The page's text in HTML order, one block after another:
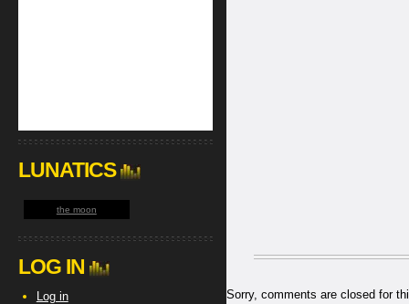
Sorry, comments are closed for
LUNATICS
the moon
LOG IN
Log in